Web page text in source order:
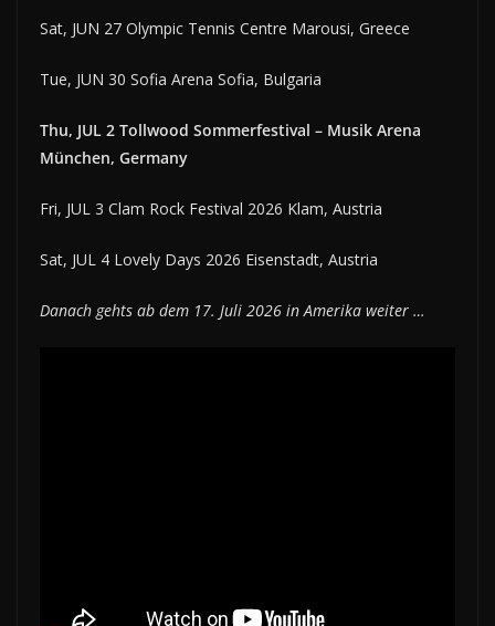
Sat, JUN 27 Olympic Tennis Centre Marousi, Greece
Tue, JUN 30 Sofia Arena Sofia, Bulgaria
Thu, JUL 2 Tollwood Sommerfestival – Musik Arena
München, Germany
Fri, JUL 3 Clam Rock Festival 2026 Klam, Austria
Sat, JUL 4 Lovely Days 2026 Eisenstadt, Austria
Danach gehts ab dem 17. Juli 2026 in Amerika weiter …